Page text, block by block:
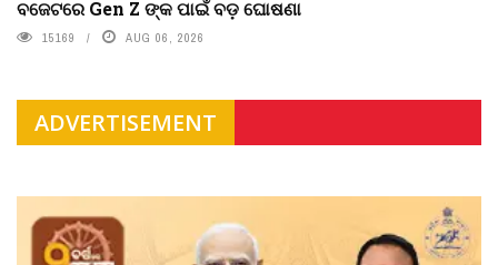
ବଜେଟରେ Gen Z ଙ୍କ ପାଇଁ ବଡ଼ ଘୋଷଣା
15169 AUG 06, 2026
ADVERTISEMENT